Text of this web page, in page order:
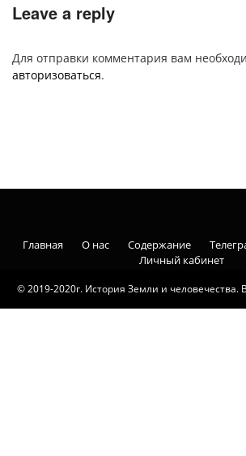
Leave a reply
Для отправки комментария вам
авторизоваться.
© 2019-2020г. История Земли и
Главная О нас Содержание
Личный кабинет